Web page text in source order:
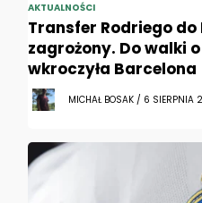
AKTUALNOŚCI
Transfer Rodriego
zagrożony. Do walki
wkroczyła Barcelona
MICHAŁ BOSAK / 6 SIERPNIA